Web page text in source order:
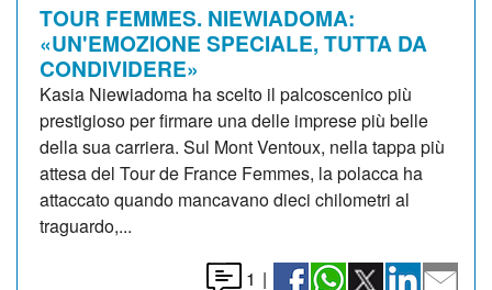
TOUR FEMMES. NIEWIADOMA:
«UN'EMOZIONE SPECIALE, TUTTA DA
CONDIVIDERE»
Kasia Niewiadoma ha scelto il palcoscenico più
prestigioso per firmare una delle imprese più belle
della sua carriera. Sul Mont Ventoux, nella tappa più
attesa del Tour de France Femmes, la polacca ha
attaccato quando mancavano dieci chilometri al
traguardo,...
1 |